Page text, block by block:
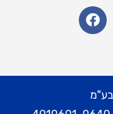
בע"מ